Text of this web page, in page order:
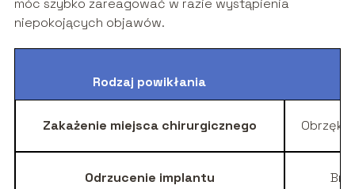
móc szybko zareagować w razie wystąpienia
niepokojących objawów.
Rodzaj powikłania
Zakażenie miejsca chirurgicznego Obrzęk,
Odrzucenie implantu